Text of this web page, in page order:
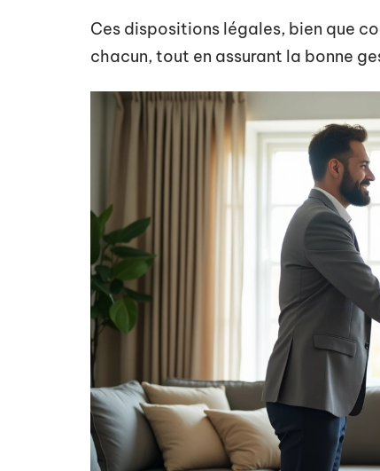
Ces dispositions légales, bien que
chacun, tout en assurant la bonne